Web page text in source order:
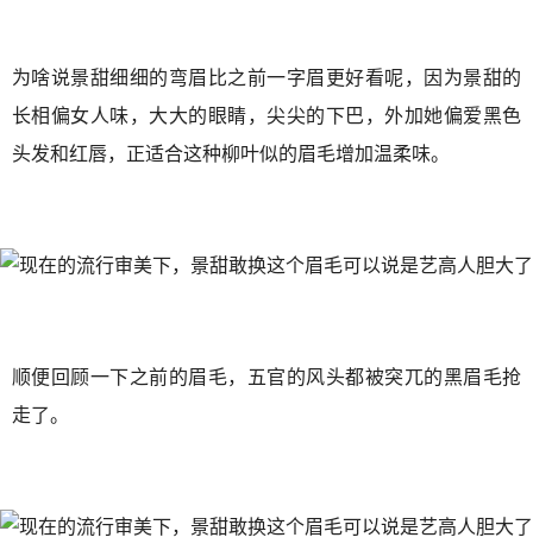
为啥说景甜细细的弯眉比之前一字眉更好看呢，因为景甜的
长相偏女人味，大大的眼睛，尖尖的下巴，外加她偏爱黑色
头发和红唇，正适合这种柳叶似的眉毛增加温柔味。
顺便回顾一下之前的眉毛，五官的风头都被突兀的黑眉毛抢
走了。